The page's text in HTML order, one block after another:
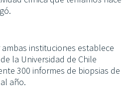
instituciones establece
la Universidad de Chile
300 informes de biopsias de
año.